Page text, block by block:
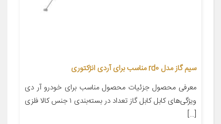
سیم گاز مدل rd0 مناسب برای آردی انژکتوری
معرفی محصول جزئیات محصول مناسب برای خودرو آر دی
ویژگی‌های کابل کابل گاز تعداد در بسته‌بندی ۱ جنس کالا فلزی
[…]